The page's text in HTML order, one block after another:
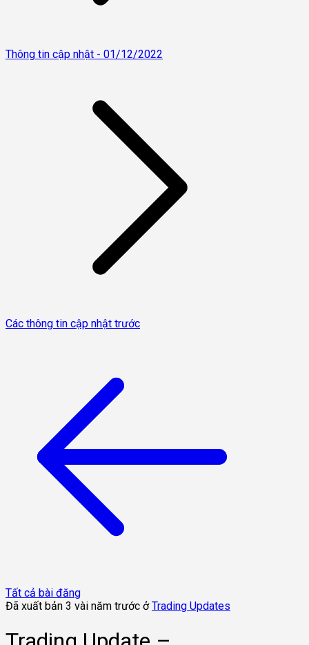
Thông tin cập nhật - 01/12/2022
Các thông tin cập nhật trước
Tất cả bài đăng
Đã xuất bản 3 vài năm trước ở Trading Updates